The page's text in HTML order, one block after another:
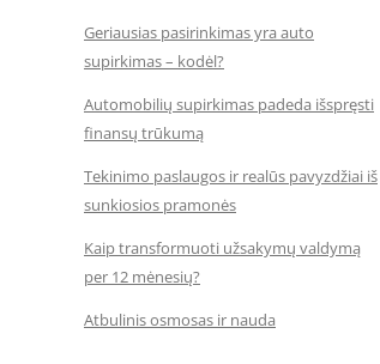
Geriausias pasirinkimas yra auto
supirkimas – kodėl?
Automobilių supirkimas padeda išspręsti
finansų trūkumą
Tekinimo paslaugos ir realūs pavyzdžiai iš
sunkiosios pramonės
Kaip transformuoti užsakymų valdymą
per 12 mėnesių?
Atbulinis osmosas ir nauda